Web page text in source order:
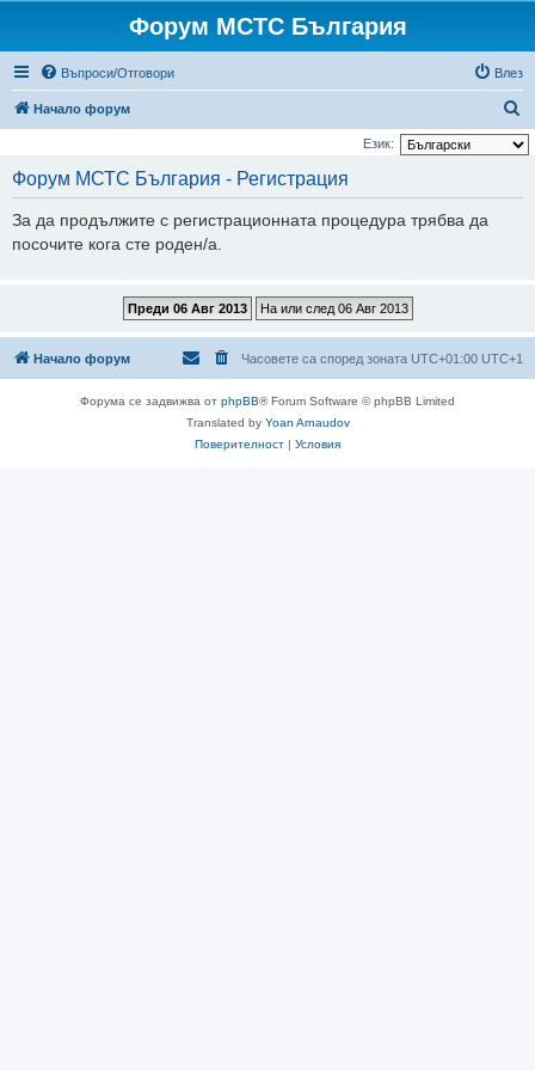
Форум МСТС България
Въпроси/Отговори Влез
Начало форум
ъ
Език:
Форум МСТС България - Регистрация
За да продължите с регистрационната процедура трябва да
посочите кога сте роден/а.
Начало форум Часовете са според зоната UTC+01:00 UTC+1
Форума се задвижва от phpBB® Forum Software © phpBB Limited
Translated by Yoan Arnaudov
Поверителност
Условия